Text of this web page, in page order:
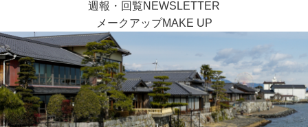
週報・回覧NEWSLETTER
メークアップMAKE UP